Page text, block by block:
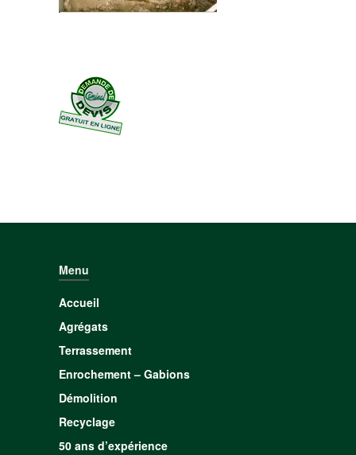
Menu
Accueil
Agrégats
Terrassement
Enrochement – Gabions
Démolition
Recyclage
50 ans d’expérience